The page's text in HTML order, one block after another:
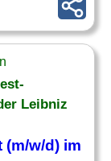
Leibniz
w/d) im